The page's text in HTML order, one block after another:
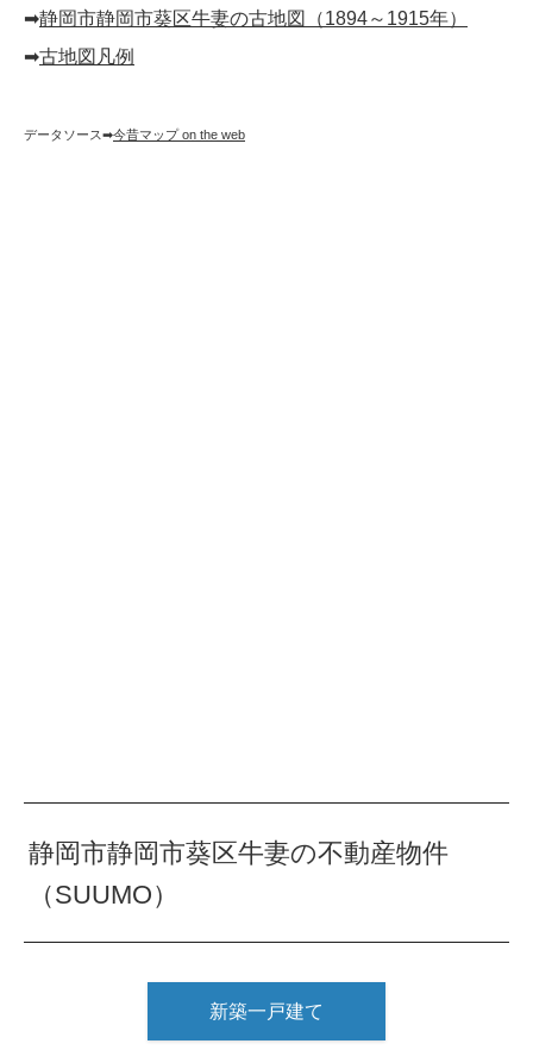
➡︎静岡市静岡市葵区牛妻の古地図（1894～1915年）
➡︎古地図凡例
データソース➡︎今昔マップ on the web
静岡市静岡市葵区牛妻の不動産物件
（SUUMO）
新築一戸建て